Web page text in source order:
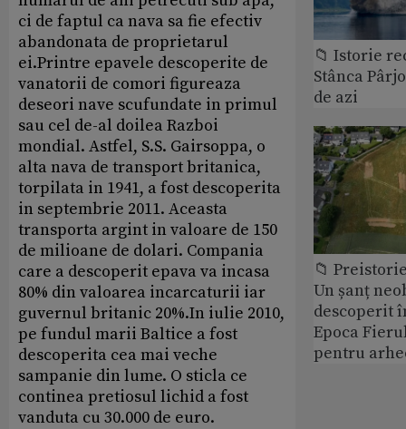
ci de faptul ca nava sa fie efectiv
abandonata de proprietarul
ei.Printre epavele descoperite de
vanatorii de comori figureaza
deseori nave scufundate in primul
sau cel de-al doilea Razboi
mondial. Astfel, S.S. Gairsoppa, o
alta nava de transport britanica,
torpilata in 1941, a fost descoperita
in septembrie 2011. Aceasta
transporta argint in valoare de 150
de milioane de dolari. Compania
care a descoperit epava va incasa
80% din valoarea incarcaturii iar
guvernul britanic 20%.In iulie 2010,
pe fundul marii Baltice a fost
descoperita cea mai veche
sampanie din lume. O sticla ce
continea pretiosul lichid a fost
vanduta cu 30.000 de euro.
📁 Istorie
Stânca
de azi
📁
Un șanț
descoperit
Epoca
pentru